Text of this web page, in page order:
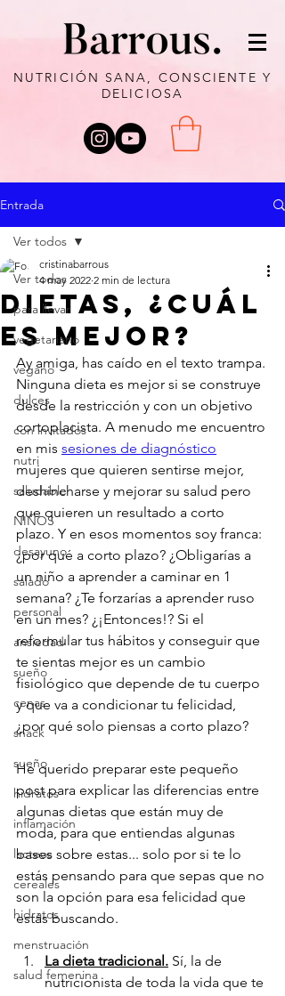
NUTRICIÓN SANA, CONSCIENTE Y
DELICIOSA
Entrada
Ver todos
para llevar
vegetariano
vegano
dulces
con invitados
nutri
saludable
NIÑOS
desayuno
salado
personal
ansiedad
sueño
cenas
snack
sueño
hidratos
inflamación
lacteos
cereales
hidratos
menstruación
salud femenina
Ver todos
DIETAS, ¿CUÁL
ES MEJOR?
cristinabarrous
4 may 2022 2 min de lectura
Ay amiga, has caído en el texto trampa.
Ninguna dieta es mejor si se construye
desde la restricción y con un objetivo
cortoplacista. A menudo me encuentro
en mis sesiones de diagnóstico
mujeres que quieren sentirse mejor,
deshincharse y mejorar su salud pero
que quieren un resultado a corto
plazo. Y en esos momentos soy franca:
¿por qué a corto plazo? ¿Obligarías a
un niño a aprender a caminar en 1
semana? ¿Te forzarías a aprender ruso
en un mes? ¿¡Entonces!? Si el
reformular tus hábitos y conseguir que
te sientas mejor es un cambio
fisiológico que depende de tu cuerpo
y que va a condicionar tu felicidad,
¿por qué solo piensas a corto plazo?
He querido preparar este pequeño
post para explicar las diferencias entre
algunas dietas que están muy de
moda, para que entiendas algunas
bases sobre estas... solo por si te lo
estás pensando para que sepas que no
son la opción para esa felicidad que
estás buscando.
La dieta tradicional. Sí, la de
nutricionista de toda la vida que te